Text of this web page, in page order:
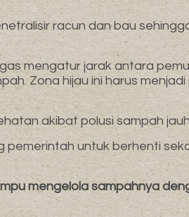
racun dan bau
mengatur jarak antara
Zona hijau ini harus
akibat polusi sampah
untuk berhenti
mengelola sampahnya